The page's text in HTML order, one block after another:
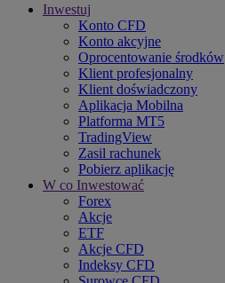
Inwestuj
Konto CFD
Konto akcyjne
Oprocentowanie środków
Klient profesjonalny
Klient doświadczony
Aplikacja Mobilna
Platforma MT5
TradingView
Zasil rachunek
Pobierz aplikację
W co Inwestować
Forex
Akcje
ETF
Akcje CFD
Indeksy CFD